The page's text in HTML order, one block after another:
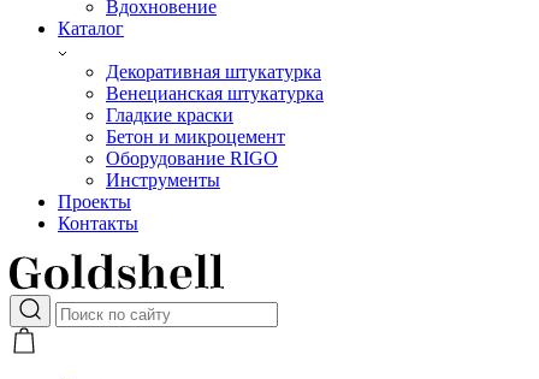
Вдохновение
Каталог
Декоративная штукатурка
Венецианская штукатурка
Гладкие краски
Бетон и микроцемент
Оборудование RIGO
Инструменты
Проекты
Контакты